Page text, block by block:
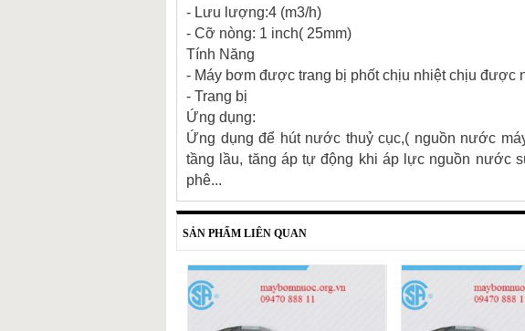
- Lưu lượng:4 (m3/h)
- Cỡ nòng: 1 inch( 25mm)
Tính Năng
- Máy bơm được trang bị phốt chịu nhiệt chịu được
- Trang bị
Ứng dụng:
Ứng dụng để hút nước thuỷ cục,( nguồn nước
tầng lầu, tăng áp tự động khi áp lực nguồn nước
phê...
SẢN PHẨM LIÊN QUAN